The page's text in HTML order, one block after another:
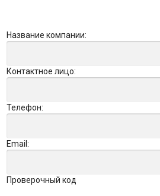
Название компании:
Контактное лицо:
Телефон:
Email:
Проверочный код